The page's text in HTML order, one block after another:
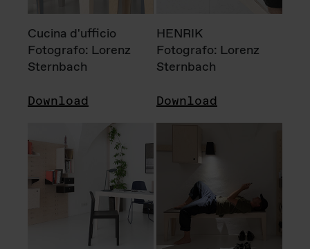
Cucina d'ufficio
Fotografo: Lorenz
Sternbach
Download
HENRIK
Fotografo: Lorenz
Sternbach
Download